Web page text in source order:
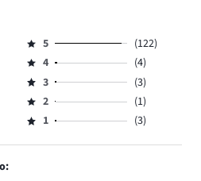
Hodnotenie
5,
počet
hlasov
122.
5
(122)
Hodnotenie
4,
počet
hlasov
4
(4)
Hodnotenie
3,
počet
3
(3)
Hodnotenie
2,
2
(1)
Hodnotenie
1,
1 (3)